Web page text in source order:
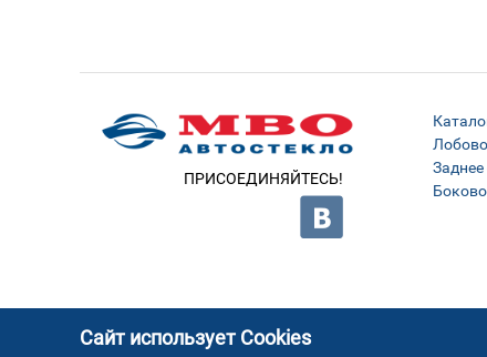
ПРИСОЕДИНЯЙТЕСЬ!
Заднее
Сайт использует Cookies